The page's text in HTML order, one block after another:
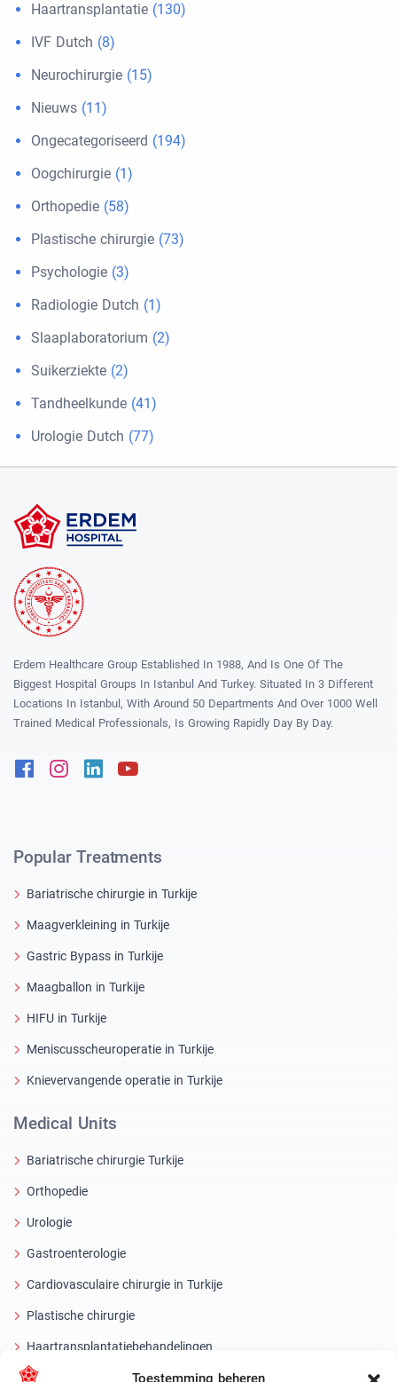
Toestemming beheren
Haartransplantatie (130)
IVF Dutch (8)
Neurochirurgie (15)
Nieuws (11)
Ongecategoriseerd (194)
Oogchirurgie (1)
Orthopedie (58)
Plastische chirurgie (73)
Psychologie (3)
Radiologie Dutch (1)
Slaaplaboratorium (2)
Suikerziekte (2)
Tandheelkunde (41)
Urologie Dutch (77)
Erdem Healthcare Group Established In 1988, And Is One Of The
Biggest Hospital Groups In Istanbul And Turkey. Situated In 3 Different
Locations In Istanbul, With Around 50 Departments And Over 1000 Well
Trained Medical Professionals, Is Growing Rapidly Day By Day.
FacebookInstagram
Linkedin
Popular Treatments
Bariatrische chirurgie in Turkije
Maagverkleining in Turkije
Gastric Bypass in Turkije
Maagballon in Turkije
HIFU in Turkije
Meniscusscheuroperatie in Turkije
Knievervangende operatie in Turkije
Medical Units
Bariatrische chirurgie Turkije
Orthopedie
Urologie
Gastroenterologie
Cardiovasculaire chirurgie in Turkije
Plastische chirurgie
Haartransplantatiebehandelingen
Tandheelkundige behandelingen Turkije